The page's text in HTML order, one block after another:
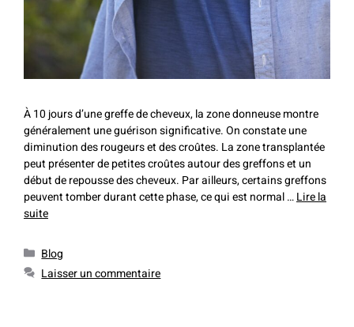
À 10 jours d’une greffe de cheveux, la zone donneuse montre
généralement une guérison significative. On constate une
diminution des rougeurs et des croûtes. La zone transplantée
peut présenter de petites croûtes autour des greffons et un
début de repousse des cheveux. Par ailleurs, certains greffons
peuvent tomber durant cette phase, ce qui est normal …Lire la
suite
Blog
Laisser un commentaire